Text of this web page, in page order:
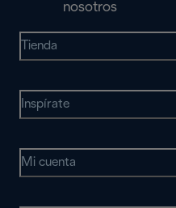
nosotros
Tienda
Inspírate
Mi cuenta